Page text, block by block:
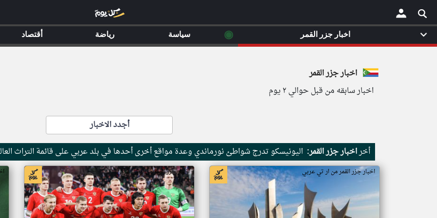
×
اخبار جزر القمر
اخبار سابقه من قبل حوالي ٢ يوم
أجدد الاخبار
أخراخبار جزر القمر: اليونيسكو تدرج شواطئ نورماندي وعدة مواقع أخرى أحدها في بلد عربي على قائمة التراث
اخبار جزر القمر من ار تي عربي اخبار جزر القمر من ار تي عربي
اخبار جزر القمر ◉ سياسة رياضة أقتصاد